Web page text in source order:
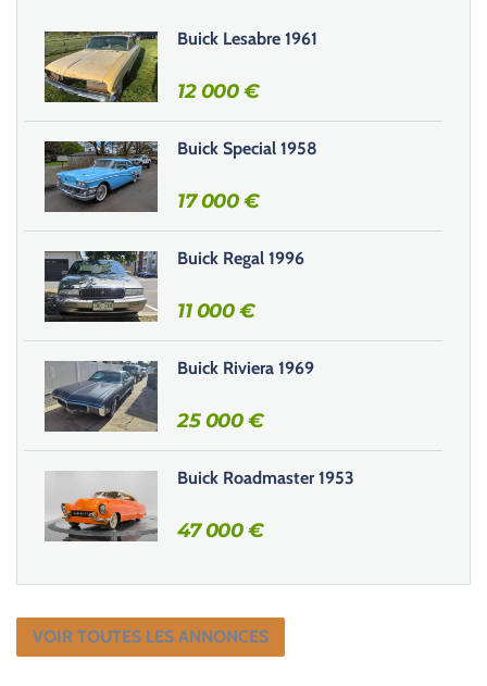
e
r
c
e
c
h
m
p
v
i
d
e
.
Buick Lesabre 1961
12 000€
Buick Special 1958
17 000€
Buick Regal 1996
11 000€
Buick Riviera 1969
25 000€
Buick Roadmaster 1953
47 000€
VOIR TOUTES LES ANNONCES